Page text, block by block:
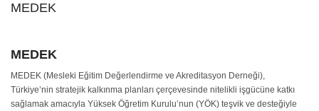
MEDEK
MEDEK
MEDEK (Mesleki Eğitim Değerlendirme ve Akreditasyon Derneği),
Türkiye’nin stratejik kalkınma planları çerçevesinde nitelikli işgücüne katkı
sağlamak amacıyla Yüksek Öğretim Kurulu’nun (YÖK) teşvik ve desteğiyle